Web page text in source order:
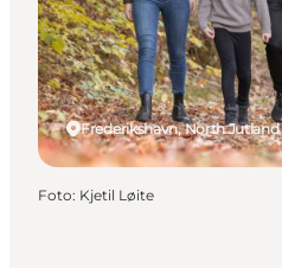
Pianifica il viaggio
Frederikshavn, North Jutland
Foto: Kjetil Løite